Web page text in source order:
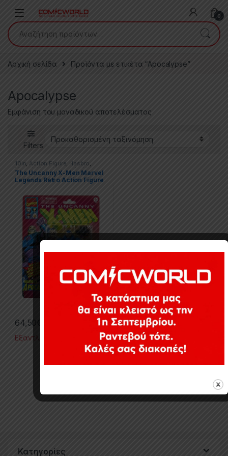
0
Αναζήτηση για:
Αρχική σελίδα Προϊόντα με ετικέτα “Apocalypse”
Apocalypse
Εμφάνιση του μοναδικού αποτελέσματος
Filters
10in,Action Figure, Hasbro,
Marvel Marvel Legends ,X-men
The Uncanny X-Men Marvel
Legends Retro Action Figure
20 cm
64,50
Εξαντλημένο
Κατηγορίες